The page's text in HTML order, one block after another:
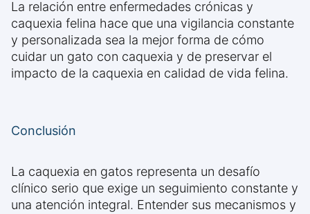
La relación entre enfermedades crónicas y
caquexia felina hace que una vigilancia constante
y personalizada sea la mejor forma de cómo
cuidar un gato con caquexia y de preservar el
impacto de la caquexia en calidad de vida felina.
Conclusión
La caquexia en gatos representa un desafío
clínico serio que exige un seguimiento constante y
una atención integral. Entender sus mecanismos y